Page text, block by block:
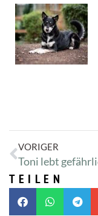
VORIGER
Toni lebt
TEILEN